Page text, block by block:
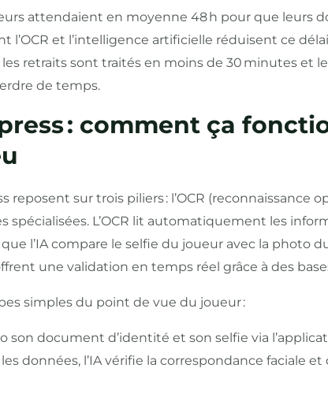
attendaient en moyenne 48 h pour que leurs
et l’intelligence artificielle réduisent ce délai
retraits sont traités en moins de 30 minutes et
de temps.
: comment ça
sur trois piliers : l’OCR (reconnaissance
spécialisées. L’OCR lit automatiquement les
l’IA compare le selfie du joueur avec la photo
une validation en temps réel grâce à des
simples du point de vue du joueur :
son document d’identité et son selfie via
données, l’IA vérifie la correspondance faciale